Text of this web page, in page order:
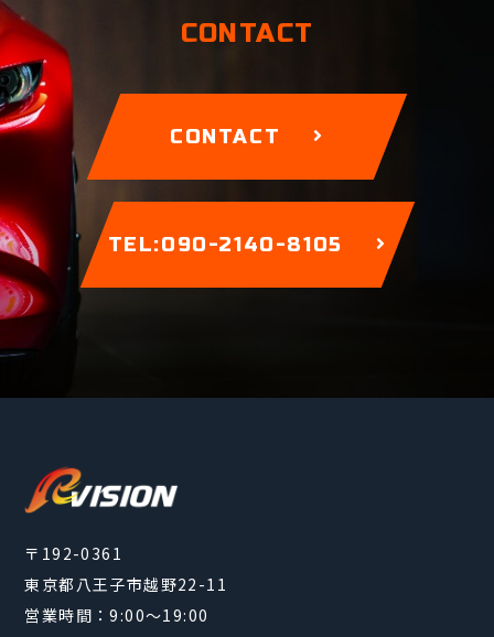
CONTACT
CONTACT
TEL:090-2140-8105
〒192-0361
東京都八王子市越野22-11
営業時間：9:00～19:00